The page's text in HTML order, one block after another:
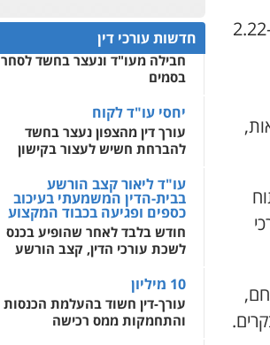
לצד מגורים, התוכנית מקצה שטחים נרחבים לשימושים נוספים: כ-2.22
0522508109
אחסון אתרים
לעורכי דין
אסירים עבירות מין
שירותים מקצועיים לעורכי
דין
0544500346
חדשות עורכי דין
חפץ חשוד
עצור בתיק ניסיון רצח קיבל
חבילה מעו"ד ונעצר בחשד לסחר
בסמים
יחסי עו"ד לקוח
עורך דין מהצפון נעצר בחשד
להברחת חשיש לעצור בקישון
עו"ד ליאור קצב הורשע
בבית-הדין המשמעתי בעיכוב
כספים ופגיעה בכבוד המקצוע
חודש בלבד לאחר שהופיע בכנס
לשכת עורכי הדין, קצב הורשע
10 מיליון
עורך-דין חשוד בהעלמת הכנסות
והתחמקות ממס רכישה